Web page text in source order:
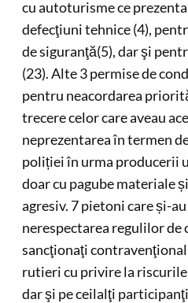
cu autoturisme ce
defecţiuni tehnice (4),
de siguranţă(5), dar şi
(23). Alte 3 permise de
pentru neacordarea
trecere celor care aveau
neprezentarea în termen
poliției în urma producerii
doar cu pagube materiale
agresiv. 7 pietoni care și-
nerespectarea regulilor de
sancţionaţi
rutieri cu privire la riscurile
dar şi pe ceilalţi